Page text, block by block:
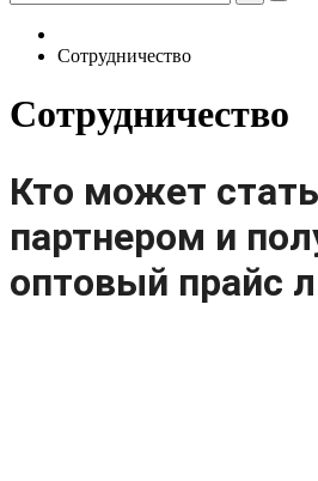
Сотрудничество
Сотрудничество
Кто может
партнером и
оптовый прайс